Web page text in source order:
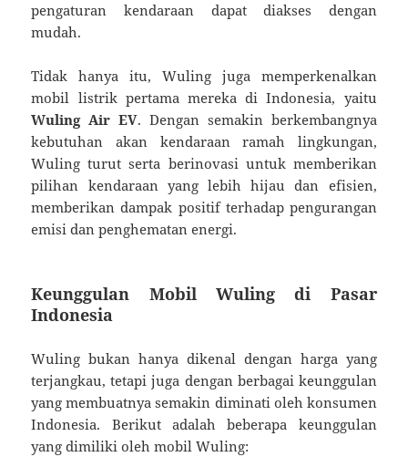
pengaturan kendaraan dapat diakses dengan
mudah.
Tidak hanya itu, Wuling juga memperkenalkan
mobil listrik pertama mereka di Indonesia, yaitu
Wuling Air EV. Dengan semakin berkembangnya
kebutuhan akan kendaraan ramah lingkungan,
Wuling turut serta berinovasi untuk memberikan
pilihan kendaraan yang lebih hijau dan efisien,
memberikan dampak positif terhadap pengurangan
emisi dan penghematan energi.
Keunggulan Mobil Wuling di Pasar
Indonesia
Wuling bukan hanya dikenal dengan harga yang
terjangkau, tetapi juga dengan berbagai keunggulan
yang membuatnya semakin diminati oleh konsumen
Indonesia. Berikut adalah beberapa keunggulan
yang dimiliki oleh mobil Wuling: